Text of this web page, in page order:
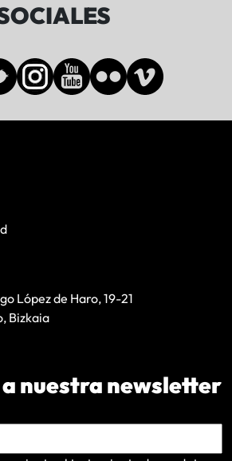
López de Haro, 19-21
Bizkaia
nuestra newsletter